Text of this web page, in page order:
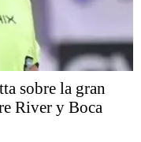
sobre la gran
River y Boca